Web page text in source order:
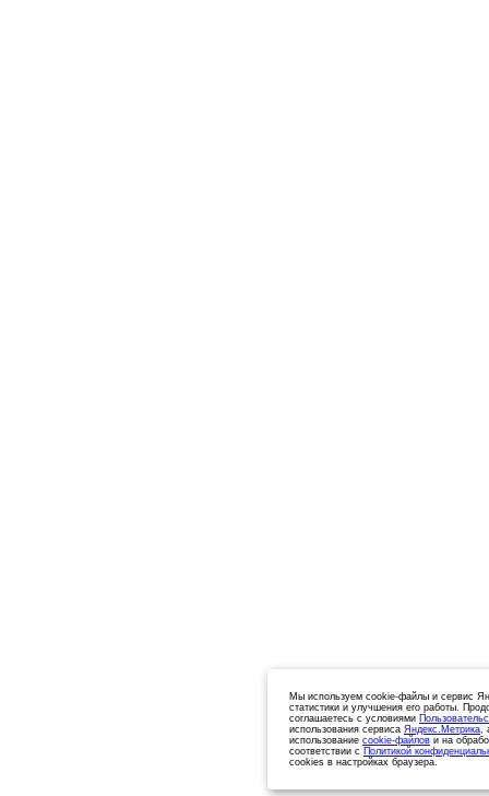
Мы используем cookie-файлы и сервис
статистики и улучшения его работы.
соглашаетесь с условиями
использования сервиса Яндекс.Метрика,
использование cookie-файлов и на
соответствии с Политикой
cookies в настройках браузера.